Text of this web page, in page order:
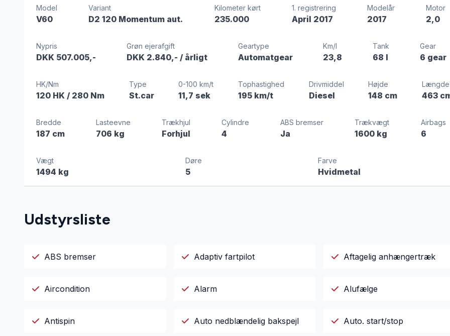
Model
V60
Variant
D2 120 Momentum aut.
Kilometer kørt
235.000
1. registrering
April 2017
Modelår
2017
Motor
2,0
Nypris
DKK 507.005,-
Grøn ejerafgift
DKK 2.840,- / årligt
Geartype
Automatgear
Km/l
23,8
Tank
68 l
Gear
6 gear
HK/Nm
120 HK / 280 Nm
Type
St.car
0-100 km/t
11,7 sek
Tophastighed
195 km/t
Drivmiddel
Diesel
Højde
148 cm
Længde
463
Bredde
187 cm
Lasteevne
706 kg
Trækhjul
Forhjul
Cylindre
4
ABS bremser
Ja
Trækvægt
1600 kg
Airbags
6
Vægt
1494 kg
Døre
5
Farve
Hvidmetal
Udstyrsliste
ABS bremser Adaptiv fartpilot Aftagelig anhængertræk
Aircondition Alarm Alufælge
Antispin Auto nedblændelig bakspejl Auto. start/stop